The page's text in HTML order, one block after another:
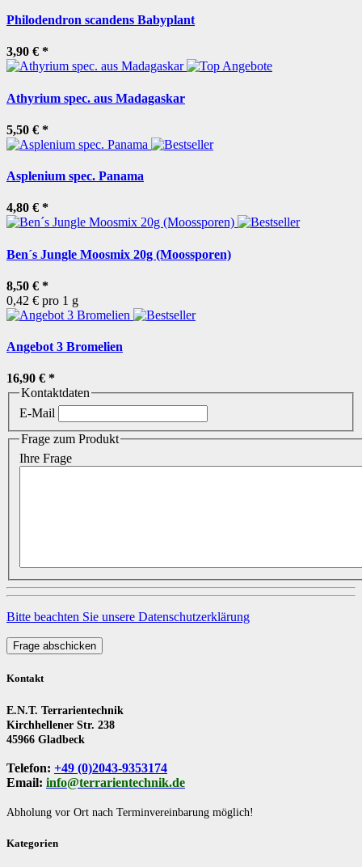
Philodendron scandens Babyplant
3,90 € *
Athyrium spec. aus Madagaskar
5,50 € *
Asplenium spec. Panama
4,80 € *
Ben´s Jungle Moosmix 20g (Moossporen)
8,50 € *
0,42 € pro 1 g
Angebot 3 Bromelien
16,90 € *
Kontaktdaten
E-Mail
Frage zum Produkt
Ihre Frage
Bitte beachten Sie unsere Datenschutzerklärung
Frage abschicken
Kontakt
E.N.T. Terrarientechnik
Kirchhellener Str. 238
45966 Gladbeck
Telefon: +49 (0)2043-9353174
Email: info@terrarientechnik.de
Abholung vor Ort nach Terminvereinbarung möglich!
Kategorien